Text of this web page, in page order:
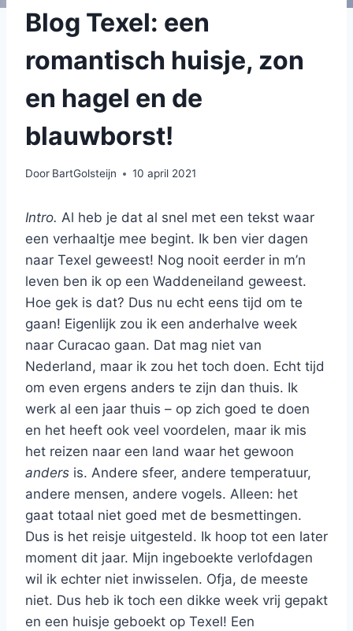
Blog Texel: een
romantisch huisje, zon
en hagel en de
blauwborst!
Door BartGolsteijn 10 april 2021
Intro. Al heb je dat al snel met een tekst waar
een verhaaltje mee begint. Ik ben vier dagen
naar Texel geweest! Nog nooit eerder in m’n
leven ben ik op een Waddeneiland geweest.
Hoe gek is dat? Dus nu echt eens tijd om te
gaan! Eigenlijk zou ik een anderhalve week
naar Curacao gaan. Dat mag niet van
Nederland, maar ik zou het toch doen. Echt tijd
om even ergens anders te zijn dan thuis. Ik
werk al een jaar thuis – op zich goed te doen
en het heeft ook veel voordelen, maar ik mis
het reizen naar een land waar het gewoon
anders is. Andere sfeer, andere temperatuur,
andere mensen, andere vogels. Alleen: het
gaat totaal niet goed met de besmettingen.
Dus is het reisje uitgesteld. Ik hoop tot een later
moment dit jaar. Mijn ingeboekte verlofdagen
wil ik echter niet inwisselen. Ofja, de meeste
niet. Dus heb ik toch een dikke week vrij gepakt
en een huisje geboekt op Texel! Een